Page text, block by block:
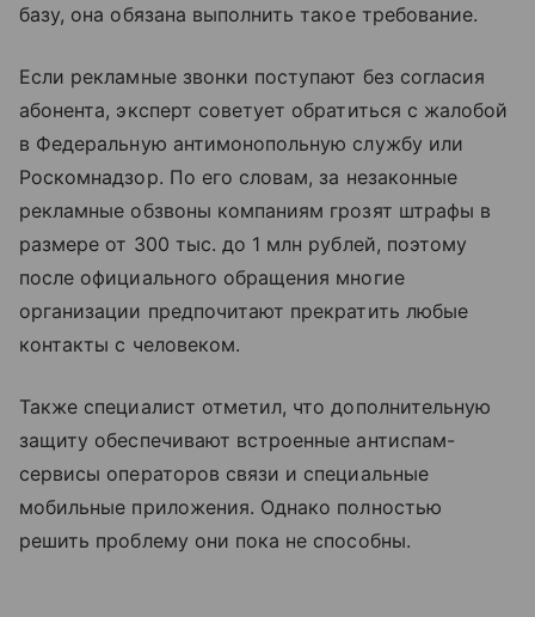
базу, она обязана выполнить такое требование.
Если рекламные звонки поступают без согласия
абонента, эксперт советует обратиться с жалобой
в Федеральную антимонопольную службу или
Роскомнадзор. По его словам, за незаконные
рекламные обзвоны компаниям грозят штрафы в
размере от 300 тыс. до 1 млн рублей, поэтому
после официального обращения многие
организации предпочитают прекратить любые
контакты с человеком.
Также специалист отметил, что дополнительную
защиту обеспечивают встроенные антиспам-
сервисы операторов связи и специальные
мобильные приложения. Однако полностью
решить проблему они пока не способны.